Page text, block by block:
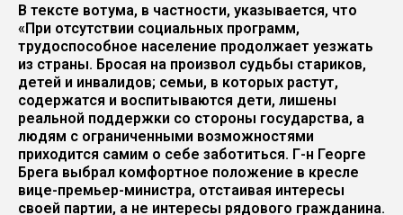
В тексте вотума, в частности, указывается, что
«При отсутствии социальных программ,
трудоспособное население продолжает уезжать
из страны. Бросая на произвол судьбы стариков,
детей и инвалидов; семьи, в которых растут,
содержатся и воспитываются дети, лишены
реальной поддержки со стороны государства, а
людям с ограниченными возможностями
приходится самим о себе заботиться. Г-н Георге
Брега выбрал комфортное положение в кресле
вице-премьер-министра, отстаивая интересы
своей партии, а не интересы рядового гражданина.